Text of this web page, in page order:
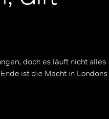
doch es läuft nicht alles
ist die Macht in Londons